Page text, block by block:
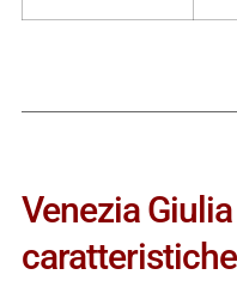
Venezia